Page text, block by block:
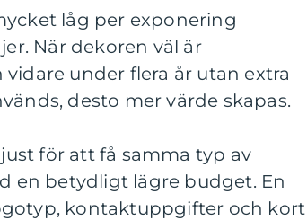
låg per exponering
När dekoren väl är
under flera år utan extra
desto mer värde skapas.
för att få samma typ av
en betydligt lägre budget. En
kontaktuppgifter och kort